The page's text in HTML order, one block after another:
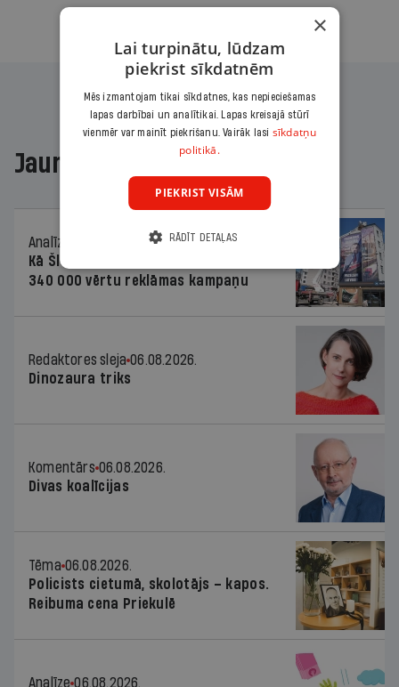
Jaunākajā žurnālā
Analīze
Kā Šlesera partija palika nesodīta par
340 000 vērtu reklāmas kampaņu
Redaktores sleja 06.08.2026.
Dinozaura triks
Komentārs 06.08.2026.
Divas koalīcijas
Tēma 06.08.2026.
Policists cietumā, skolotājs – kapos.
Reibuma cena Priekulē
Analīze 06.08.2026.
×
Lai turpinātu, lūdzam
piekrist sīkdatnēm
Mēs izmantojam tikai sīkdatnes, kas nepieciešamas
lapas darbībai un analītikai. Lapas kreisajā stūrī
vienmēr var mainīt piekrišanu. Vairāk lasi sīkdatņu
politikā.
PIEKRIST VISĀM
RĀDĪT DETAĻAS